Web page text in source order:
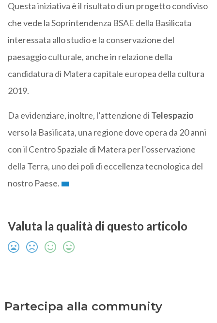
Questa iniziativa è il risultato di un progetto condiviso
che vede la Soprintendenza BSAE della Basilicata
interessata allo studio e la conservazione del
paesaggio culturale, anche in relazione della
candidatura di Matera capitale europea della cultura
2019.
Da evidenziare, inoltre, l’attenzione di Telespazio
verso la Basilicata, una regione dove opera da 20 anni
con il Centro Spaziale di Matera per l’osservazione
della Terra, uno dei poli di eccellenza tecnologica del
nostro Paese.
Valuta la qualità di questo articolo
Partecipa alla community